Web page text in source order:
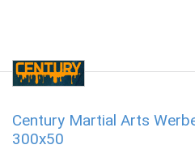
Century Martial Arts
300x50